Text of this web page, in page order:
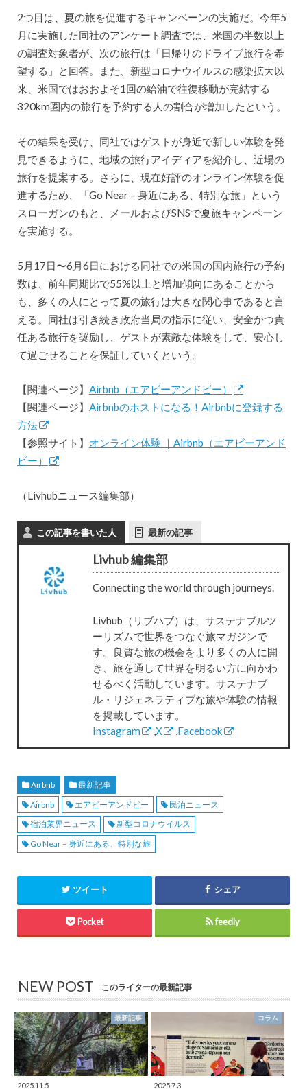
2つ目は、夏の旅を促進するキャンペーンの実施だ。今年5
⽉に実施した同社のアンケート調査では、⽶国の半数以上
の調査対象者が、次の旅⾏は「⽇帰りのドライブ旅⾏を希
望する」と回答。また、新型コロナウイルスの感染拡大以
来、⽶国ではおおよそ1回の給油で往復移動が完結する
320km圏内の旅⾏を予約する⼈の割合が増加したという。
その結果を受け、同社ではゲストが⾝近で新しい体験を発
⾒できるように、地域の旅⾏アイディアを紹介し、近場の
旅⾏を提案する。さらに、現在好評のオンライン体験を促
進するため、「Go Near – 身近にある、特別な旅」という
スローガンのもと、メールおよびSNSで夏旅キャンペーン
を実施する。
5⽉17⽇〜6⽉6⽇における同社での⽶国の国内旅⾏の予約
数は、前年同期⽐で55%以上と増加傾向にあることから
も、多くの⼈にとって夏の旅⾏は⼤きな関⼼事であると言
える。同社は引き続き政府当局の指⽰に従い、安全かつ責
任ある旅⾏を奨励し、ゲストが素敵な体験をして、安⼼し
て過ごせることを保証していくという。
【関連ページ】 Airbnb（エアビーアンドビー）
【関連ページ】 Airbnbのホストになる！Airbnbに登録する
方法
【参照サイト】 オンライン体験 ｜Airbnb（エアビーアンド
ビー）
（Livhubニュース編集部）
この記事を書いた人 最新の記事
Livhub 編集部
Connecting the world through journeys.
Livhub（リブハブ）は、サステナブルツ
ーリズムで世界をつなぐ旅マガジンで
す。良質な旅の機会をより多くの人に開
き、旅を通して世界を明るい方に向かわ
せるべく活動しています。サステナブ
ル・リジェネラティブな旅や体験の情報
を掲載しています。
Instagram
,X ,Facebook
Airbnb
最新記事
Airbnb
エアビーアンドビー
民泊ニュース
宿泊業界ニュース
新型コロナウイルス
Go Near – 身近にある、特別な旅
ツイート シェア
Pocket feedly
NEW POST このライターの最新記事
最新記事
2025.11.5
コラム
2025.7.3